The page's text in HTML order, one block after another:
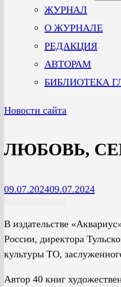
ЖУРНАЛ
О ЖУРНАЛЕ
РЕДАКЦИЯ
АВТОРАМ
БИБЛИОТЕКА
Новости сайта
ЛЮБОВЬ,
09.07.202409.07.2024
В издательстве
России, директора
культуры ТО,
Автор 40 книг